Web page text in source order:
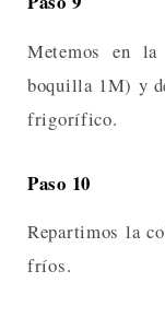
Metemos en
boquilla 1M) y
frigorífico.
Paso 10
Repartimos la
fríos.